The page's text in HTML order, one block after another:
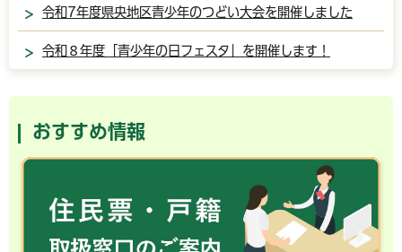
令和7年度県央地区青少年のつどい大会を開催しました
令和８年度「青少年の日フェスタ」を開催します！
おすすめ情報